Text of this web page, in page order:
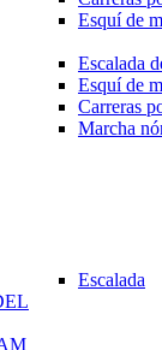
Esquí de
Escalada
Esquí de
Carreras
Marcha
Escalada